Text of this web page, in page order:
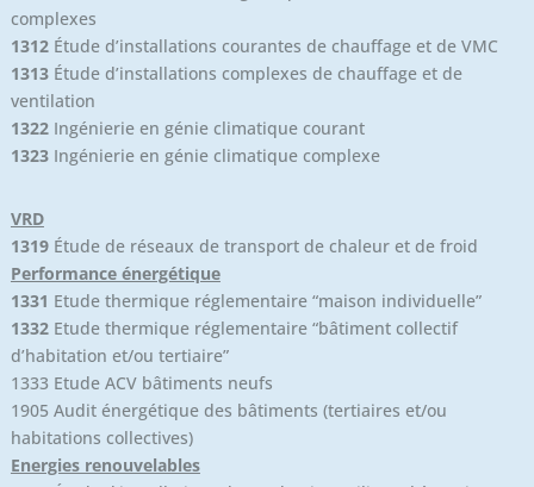
complexes
1312Étude d’installations courantes de chauffage et de VMC
1313Étude d’installations complexes de chauffage et de
ventilation
1322Ingénierie en génie climatique courant
1323Ingénierie en génie climatique complexe
VRD
1319Étude de réseaux de transport de chaleur et de froid
Performance énergétique
1331 Etude thermique réglementaire “maison individuelle”
1332Etude thermique réglementaire “bâtiment collectif
d’habitation et/ou tertiaire”
1333 Etude ACV bâtiments neufs
1905 Audit énergétique des bâtiments (tertiaires et/ou
habitations collectives)
Energies renouvelables